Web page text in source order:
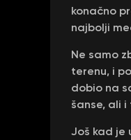
konačno
najbolji
Ne samo
terenu, i
dobio na
šanse, ali
Još kad je